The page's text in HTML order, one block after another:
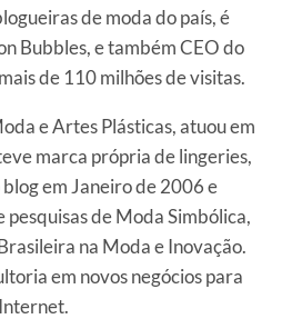
de moda do país, é
Bubbles, e também CEO do
de 110 milhões de visitas.
e Artes Plásticas, atuou em
marca própria de lingeries,
em Janeiro de 2006 e
de Moda Simbólica,
na Moda e Inovação.
em novos negócios para
Internet.